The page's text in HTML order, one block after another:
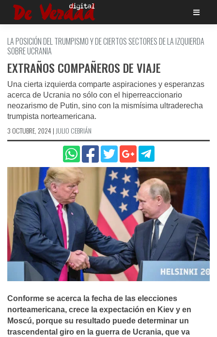
Saltar
LA POSICIÓN DEL TRUMPISMO Y DE CIERTOS SECTORES DE LA IZQUIERDA
SOBRE UCRANIA
EXTRAÑOS COMPAÑEROS DE VIAJE
Una cierta izquierda comparte aspiraciones y esperanzas
acerca de Ucrania no sólo con el hiperreaccionario
neozarismo de Putin, sino con la mismísima ultraderecha
trumpista norteamericana.
3 OCTUBRE, 2024| JULIO CEBRIÁN
Conforme se acerca la fecha de las elecciones
norteamericana, crece la expectación en Kiev y en
Moscú, porque su resultado puede determinar un
trascendental giro en la guerra de Ucrania, que va